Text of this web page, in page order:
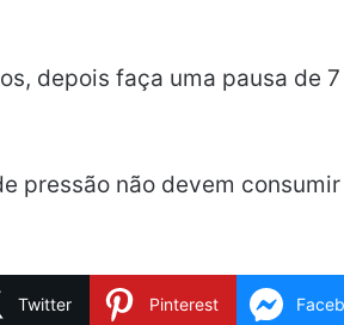
depois faça uma pausa de
pressão não devem
Twitter Pinterest